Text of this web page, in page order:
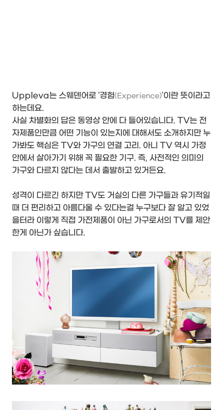
Uppleva는 스웨덴어로 '경험(Experience)'이란 뜻이라고
하는데요.
사실 차별화의 답은 동영상 안에 다 들어있습니다. TV는 전
자제품인만큼 어떤 기능이 있는지에 대해서도 소개하지만 누
가봐도 핵심은 TV와 가구의 연결 고리. 아니 TV 역시 가정
안에서 살아가기 위해 꼭 필요한 기구. 즉, 사전적인 의미의
가구와 다르지 않다는 데서 출발하고 있거든요.
성격이 다르긴 하지만 TV도 거실의 다른 가구들과 유기적일
때 더 편리하고 아름다울 수 있다는걸 누구보다 잘 알고 있었
을터라 이렇게 직접 가전제품이 아닌 가구로서의 TV를 제안
한게 아닌가 싶습니다.